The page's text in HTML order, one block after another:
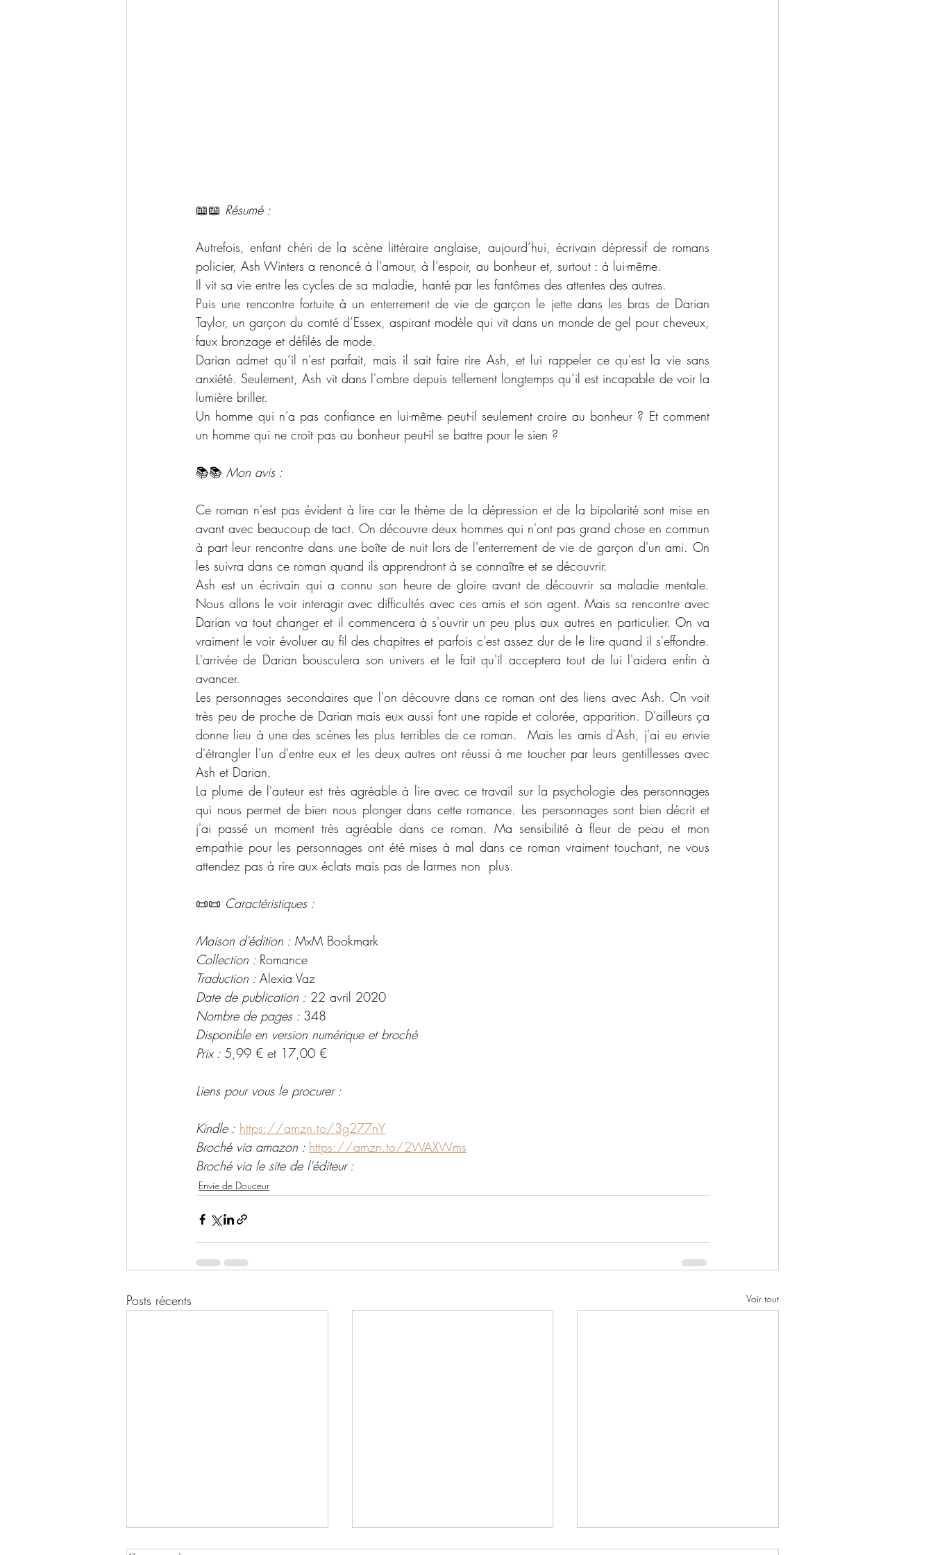
📖📖 Résumé :
Autrefois, enfant chéri de la scène littéraire anglaise, aujourd’hui, écrivain dépressif de romans
policier, Ash Winters a renoncé à l’amour, à l’espoir, au bonheur et, surtout : à lui-même.
Il vit sa vie entre les cycles de sa maladie, hanté par les fantômes des attentes des autres.
Puis une rencontre fortuite à un enterrement de vie de garçon le jette dans les bras de Darian
Taylor, un garçon du comté d’Essex, aspirant modèle qui vit dans un monde de gel pour cheveux,
faux bronzage et défilés de mode.
Darian admet qu’il n’est parfait, mais il sait faire rire Ash, et lui rappeler ce qu'est la vie sans
anxiété. Seulement, Ash vit dans l'ombre depuis tellement longtemps qu’il est incapable de voir la
lumière briller.
Un homme qui n’a pas confiance en lui-même peut-il seulement croire au bonheur ? Et comment
un homme qui ne croit pas au bonheur peut-il se battre pour le sien ?
📚📚 Mon avis :
Ce roman n'est pas évident à lire car le thème de la dépression et de la bipolarité sont mise en
avant avec beaucoup de tact. On découvre deux hommes qui n'ont pas grand chose en commun
à part leur rencontre dans une boîte de nuit lors de l'enterrement de vie de garçon d'un ami. On
les suivra dans ce roman quand ils apprendront à se connaître et se découvrir.
Ash est un écrivain qui a connu son heure de gloire avant de découvrir sa maladie mentale.
Nous allons le voir interagir avec difficultés avec ces amis et son agent. Mais sa rencontre avec
Darian va tout changer et il commencera à s'ouvrir un peu plus aux autres en particulier. On va
vraiment le voir évoluer au fil des chapitres et parfois c'est assez dur de le lire quand il s'effondre.
L'arrivée de Darian bousculera son univers et le fait qu'il acceptera tout de lui l'aidera enfin à
avancer.
Les personnages secondaires que l'on découvre dans ce roman ont des liens avec Ash. On voit
très peu de proche de Darian mais eux aussi font une rapide et colorée, apparition. D'ailleurs ça
donne lieu à une des scènes les plus terribles de ce roman.  Mais les amis d'Ash, j'ai eu envie
d'étrangler l'un d'entre eux et les deux autres ont réussi à me toucher par leurs gentillesses avec
Ash et Darian.
La plume de l'auteur est très agréable à lire avec ce travail sur la psychologie des personnages
qui nous permet de bien nous plonger dans cette romance. Les personnages sont bien décrit et
j'ai passé un moment très agréable dans ce roman. Ma sensibilité à fleur de peau et mon
empathie pour les personnages ont été mises à mal dans ce roman vraiment touchant, ne vous
attendez pas à rire aux éclats mais pas de larmes non  plus.
📜📜 Caractéristiques :
Maison d'édition : MxM Bookmark
Collection : Romance
Traduction : Alexia Vaz
Date de publication : 22 avril 2020
Nombre de pages : 348
Disponible en version numérique et broché
Prix : 5,99 € et 17,00 €
Liens pour vous le procurer :
Kindle : https://amzn.to/3g277nY
Broché via amazon : https://amzn.to/2WAXWms
Broché via le site de l'éditeur :
Envie de Douceur
Posts récents Voir tout